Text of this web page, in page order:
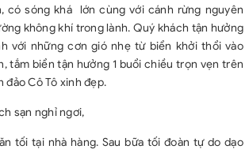
có sóng khá lớn cùng với cánh rừng nguyên
không khí trong lành. Quý khách tận hưởng
với những cơn gió nhẹ từ biển khởi thổi vào
tắm biển tận hưởng 1 buổi chiều trọn vẹn trên
đảo CôTô xinh đẹp.
sạn nghỉ ngơi,
tối tại nhà hàng. Sau bữa tối đoàn tự do dạo